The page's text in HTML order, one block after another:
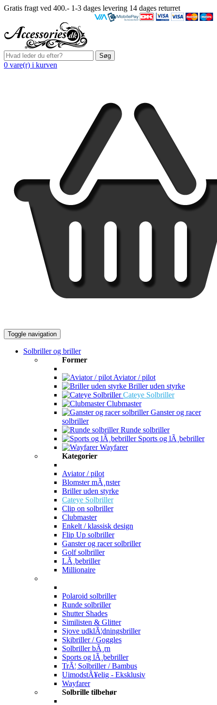
Gratis fragt ved 400.- 1-3 dages levering 14 dages returret
Søg
0 vare(r) i kurven
Toggle navigation
Solbriller og briller
Former
Aviator / pilot
Briller uden styrke
Cateye Solbriller
Clubmaster
Ganster og racer
solbriller
Runde solbriller
Sports og lÃ¸bebriller
Wayfarer
Kategorier
Aviator / pilot
Blomster mÃ¸nster
Briller uden styrke
Cateye Solbriller
Clip on solbriller
Clubmaster
Enkelt / klassisk design
Flip Up solbriller
Ganster og racer solbriller
Golf solbriller
LÃ¸bebriller
Millionaire
Polaroid solbriller
Runde solbriller
Shutter Shades
Similisten & Glitter
Sjove udklÃ¦dningsbriller
Skibriller / Goggles
Solbriller bÃ¸rn
Sports og lÃ¸bebriller
TrÃ¦ Solbriller / Bambus
UimodstÃ¥elig - Eksklusiv
Wayfarer
Solbrille tilbehør